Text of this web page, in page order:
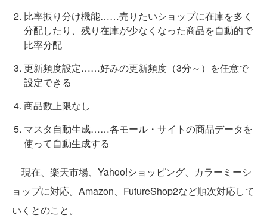
比率振り分け機能……売りたいショップに在庫を多く
分配したり、残り在庫が少なくなった商品を自動的で
比率分配
更新頻度設定……好みの更新頻度（3分～）を任意で
設定できる
商品数上限なし
マスタ自動生成……各モール・サイトの商品データを
使って自動生成する
現在、楽天市場、Yahoo!ショッピング、カラーミーシ
ョップに対応。Amazon、FutureShop2など順次対応して
いくとのこと。